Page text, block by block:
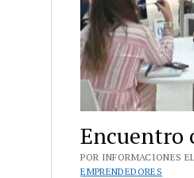
Encuentro
POR INFORMACIONES
EMPRENDEDORES